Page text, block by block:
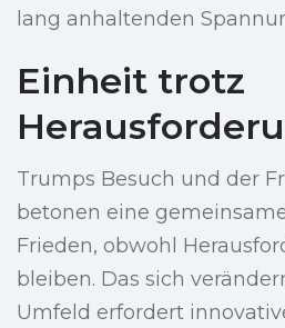
lang anhaltenden
Einheit trotz
Trumps Besuch und der
betonen eine
Frieden, obwohl
bleiben. Das sich
Umfeld erfordert